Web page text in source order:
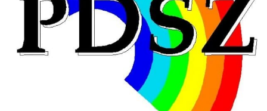
Hongrie : du changement pour les politiques
éducatives, aussi !
25 juin 2026
En Hongrie, le conservateur Peter Magyar et son parti
Tisza "Respect et liberté" ont remporté une large victoire,
contre le premier ministre sortant, Viktor Orban,…